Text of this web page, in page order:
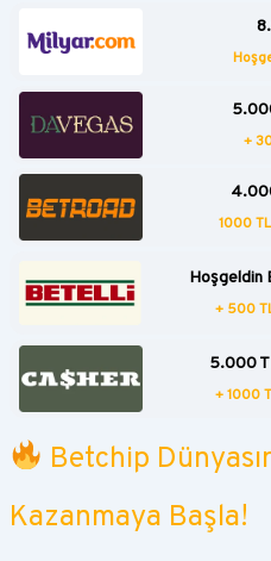
+
1000
Hoşgeldin
+ 500
5.000
+ 1000
Betchip
Kazanmaya Başla!